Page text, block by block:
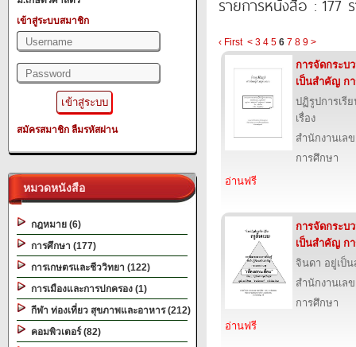
เข้าสู่ระบบสมาชิก
สมัครสมาชิก ลืมรหัสผ่าน
หมวดหนังสือ
กฎหมาย (6)
การศึกษา (177)
การเกษตรและชีววิทยา (122)
การเมืองและการปกครอง (1)
กีฬา ท่องเที่ยว สุขภาพและอาหาร (212)
คอมพิวเตอร์ (82)
‹ First < 3 4 5 6 7 8 9 >
การจัดกระบ
เป็นสำคัญ ก
ปฏิรูปการเรี
เรื่อง
สำนักงานเล
การศึกษา
อ่านฟรี
การจัดกระบ
เป็นสำคัญ ก
จินดา อยู่เป็
สำนักงานเล
การศึกษา
อ่านฟรี